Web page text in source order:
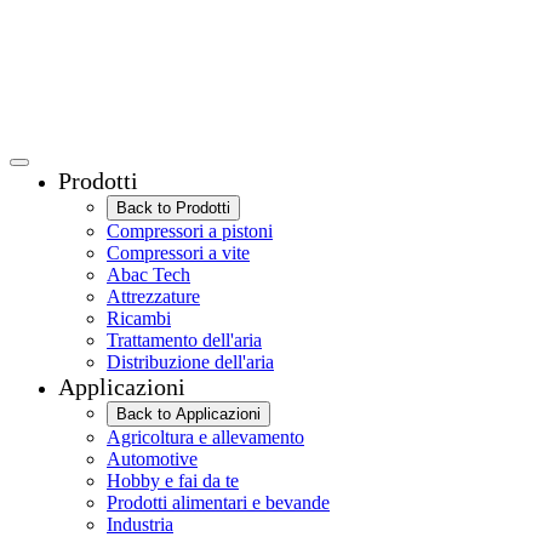
Prodotti
Back to Prodotti
Compressori a pistoni
Compressori a vite
Abac Tech
Attrezzature
Ricambi
Trattamento dell'aria
Distribuzione dell'aria
Applicazioni
Back to Applicazioni
Agricoltura e allevamento
Automotive
Hobby e fai da te
Prodotti alimentari e bevande
Industria